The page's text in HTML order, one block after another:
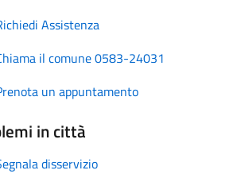
Assistenza
il comune 0583-24031
un appuntamento
in città
disservizio